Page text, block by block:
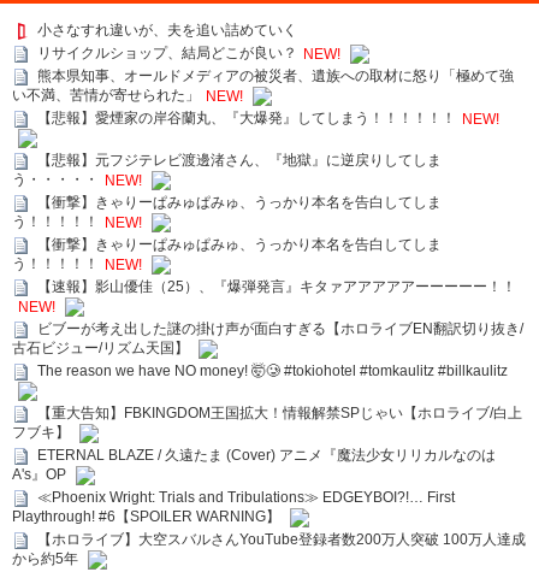
小さなすれ違いが、夫を追い詰めていく
リサイクルショップ、結局どこが良い？
NEW!
熊本県知事、オールドメディアの被災者、遺族への取材に怒り「極めて強
い不満、苦情が寄せられた」
NEW!
【悲報】愛煙家の岸谷蘭丸、『大爆発』してしまう！！！！！！
NEW!
【悲報】元フジテレビ渡邊渚さん、『地獄』に逆戻りしてしま
う・・・・・
NEW!
【衝撃】きゃりーぱみゅぱみゅ、うっかり本名を告白してしま
う！！！！！
NEW!
【衝撃】きゃりーぱみゅぱみゅ、うっかり本名を告白してしま
う！！！！！
NEW!
【速報】影山優佳（25）、『爆弾発言』キタァアアアアアーーーーー！！
NEW!
ビブーが考え出した謎の掛け声が面白すぎる【ホロライブEN翻訳切り抜き/
古石ビジュー/リズム天国】
The reason we have NO money! 🤯🥲 #tokiohotel #tomkaulitz #billkaulitz
【重大告知】FBKINGDOM王国拡大！情報解禁SPじゃい【ホロライブ/白上
フブキ】
ETERNAL BLAZE / 久遠たま (Cover) アニメ『魔法少女リリカルなのは
A's』OP
≪Phoenix Wright: Trials and Tribulations≫ EDGEYBOI?!… First
Playthrough! #6【SPOILER WARNING】
【ホロライブ】大空スバルさんYouTube登録者数200万人突破 100万人達成
から約5年